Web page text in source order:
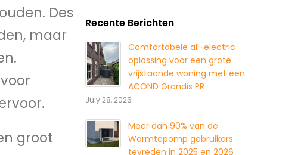
Des
maar
groot
Recente Berichten
Comfortabele all-electric
oplossing voor een grote
vrijstaande woning met een
ACOND Grandis PR
July 28, 2026
Meer dan 90% van de
Warmtepomp gebruikers
tevreden in 2025 en 2026